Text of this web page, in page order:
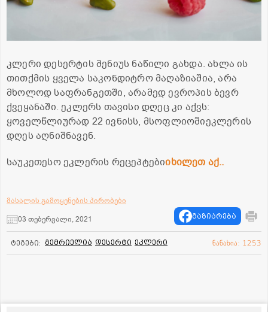
კლერი დესერტის მენიუს ნაწილი გახდა. ახლა ის
თითქმის ყველა საკონდიტრო მაღაზიაშია, არა
მხოლოდ საფრანგეთში, არამედ ევროპის ბევრ
ქვეყანაში. ეკლერს თავისი დღეც კი აქვს:
ყოველწლიურად 22 ივნისს, მსოფლიოშიეკლერის
დღეს აღნიშნავენ.
საუკეთესო ეკლერის რეცეპტებიიხილეთ აქ..
მასალის გამოყენების პირობები
03 თებერვალი, 2021
გაზიარება
ტეგები: გემრიელია დესერტი ეკლერი ნანახია: 1253